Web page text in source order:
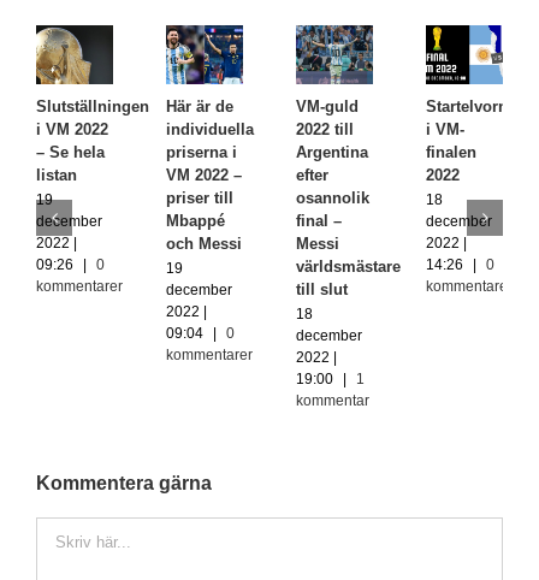
Slutställningen
i VM 2022
– Se hela
listan
19
december
2022 |
09:26
|
0
kommentarer
Här är de
individuella
priserna i
VM 2022 –
priser till
Mbappé
och Messi
19
december
2022 |
09:04
|
0
kommentarer
VM-guld
2022 till
Argentina
efter
osannolik
final –
Messi
världsmästare
till slut
18
december
2022 |
19:00
|
1
kommentar
Startelvorna
i VM-
finalen
2022
18
december
2022 |
14:26
|
0
kommentarer
Kommentera gärna